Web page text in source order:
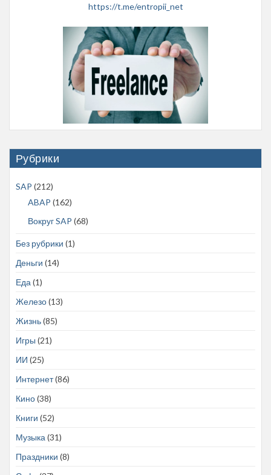
https://t.me/entropii_net
Рубрики
SAP (212)
ABAP (162)
Вокруг SAP (68)
Без рубрики (1)
Деньги (14)
Еда(1)
Железо(13)
Жизнь(85)
Игры (21)
ИИ (25)
Интернет(86)
Кино(38)
Книги (52)
Музыка(31)
Праздники (8)